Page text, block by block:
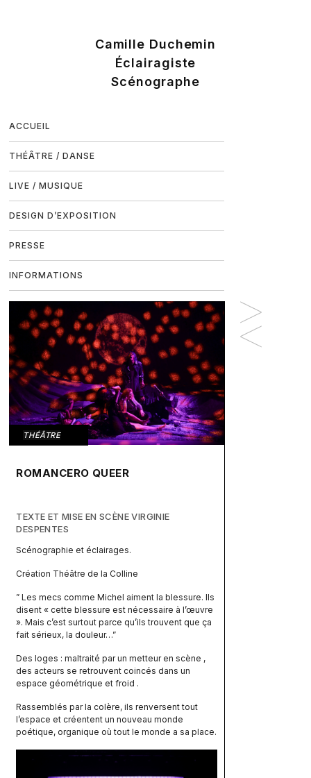
ACCUEIL
THÉÂTRE / DANSE
LIVE / MUSIQUE
DESIGN D’EXPOSITION
PRESSE
INFORMATIONS
THÉÂTRE
ROMANCERO QUEER
TEXTE ET MISE EN SCÈNE VIRGINIE
DESPENTES
Scénographie et éclairages.
Création Théâtre de la Colline
”Les mecs comme Michel aiment la blessure. Ils
disent « cette blessure est nécessaire à l’œuvre
». Mais c’est surtout parce qu’ils trouvent que ça
fait sérieux, la douleur…”
Des loges : maltraité par un metteur en scène ,
des acteurs se retrouvent coincés dans un
espace géométrique et froid .
Rassemblés par la colère, ils renversent tout
l’espace et créentent un nouveau monde
poétique, organique où tout le monde a sa place.